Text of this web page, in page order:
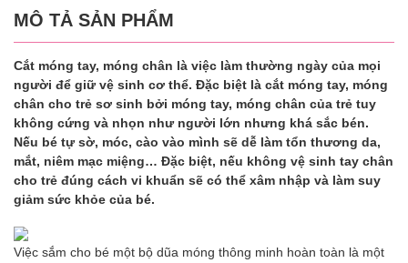
MÔ TẢ SẢN PHẨM
Cắt móng tay, móng chân là việc làm thường ngày của mọi
người để giữ vệ sinh cơ thể. Đặc biệt là cắt móng tay, móng
chân cho trẻ sơ sinh bởi móng tay, móng chân của trẻ tuy
không cứng và nhọn như người lớn nhưng khá sắc bén.
Nếu bé tự sờ, móc, cào vào mình sẽ dễ làm tổn thương da,
mắt, niêm mạc miệng… Đặc biệt, nếu không vệ sinh tay chân
cho trẻ đúng cách vi khuẩn sẽ có thể xâm nhập và làm suy
giảm sức khỏe của bé.
Việc sắm cho bé một bộ dũa móng thông minh hoàn toàn là một